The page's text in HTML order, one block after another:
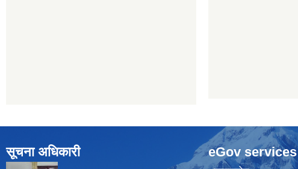
सूचना अधिकारी eGov services